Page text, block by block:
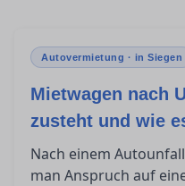
Autovermietung · in Siegen
Mietwagen nach
zusteht und wie
Nach einem
man Anspruch auf